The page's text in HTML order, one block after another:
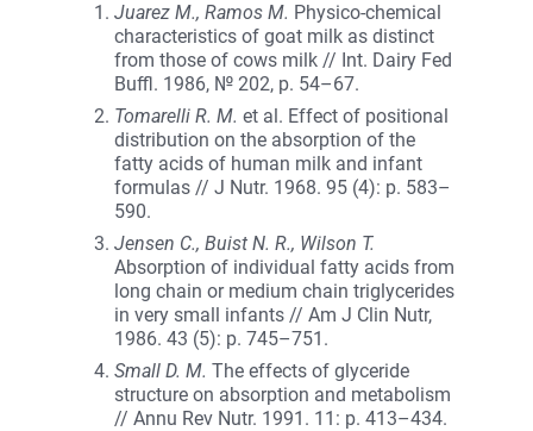
Juarez M., Ramos M. Physico-chemical
characteristics of goat milk as distinct
from those of cows milk // Int. Dairy Fed
Buffl. 1986, № 202, p. 54–67.
Tomarelli R. M. et al. Effect of positional
distribution on the absorption of the
fatty acids of human milk and infant
formulas // J Nutr. 1968. 95 (4): p. 583–
590.
Jensen C., Buist N. R., Wilson T.
Absorption of individual fatty acids from
long chain or medium chain triglycerides
in very small infants // Am J Clin Nutr,
1986. 43 (5): p. 745–751.
Small D. M. The effects of glyceride
structure on absorption and metabolism
// Annu Rev Nutr. 1991. 11: p. 413–434.